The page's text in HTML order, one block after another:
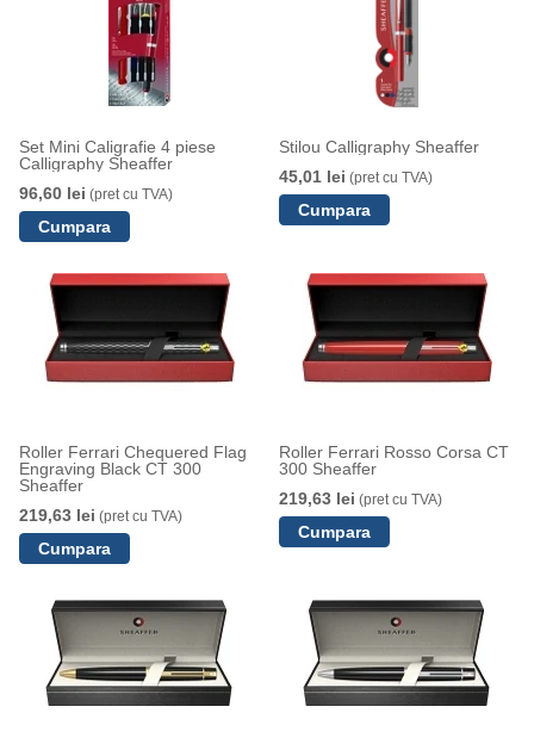
Set Mini Caligrafie 4 piese
Calligraphy Sheaffer
96,60 lei (pret cu TVA)
Stilou Calligraphy Sheaffer
45,01 lei (pret cu TVA)
Roller Ferrari Chequered Flag
Engraving Black CT 300
Sheaffer
219,63 lei (pret cu TVA)
Roller Ferrari Rosso Corsa CT
300 Sheaffer
219,63 lei (pret cu TVA)